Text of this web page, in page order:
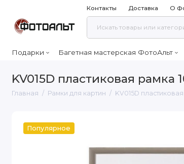
Контакты Доставка О
Подарки Багетная мастерская ФотоАльт
KV015D пластиковая рамка
Главная Рамки для картин KV015D
Популярное